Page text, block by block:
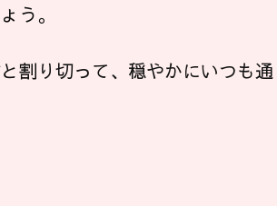
う。
割り切って、穏やかにいつも通